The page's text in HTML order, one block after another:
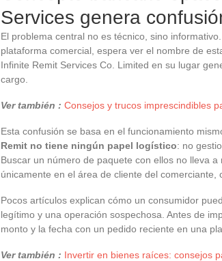
Services genera
El problema central no es técnico, sino
plataforma comercial, espera ver el nombre de
Infinite Remit Services Co. Limited en su lugar
cargo.
Ver también : Consejos y trucos imprescindibles
Esta confusión se basa en el funcionamiento
Remit no tiene ningún papel logístico: no
Buscar un número de paquete con ellos no lleva
únicamente en el área de cliente del comerciante,
Pocos artículos explican cómo un consumidor
legítimo y una operación sospechosa. Antes de
monto y la fecha con un pedido reciente en una
Ver también : Invertir en bienes raíces: consejos